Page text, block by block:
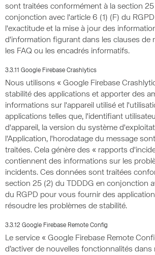
sont traitées conformément à la section
conjonction avec l'article 6 (1) (F) du
l'exactitude et la mise à jour des
d'information figurant dans les clauses de
les FAQ ou les encadrés informatifs.
3.3.11 Google Firebase Crashlytics
Nous utilisons « Google Firebase
stabilité des applications et apporter des
informations sur l'appareil utilisé et
applications telles que, l'identifiant
d'appareil, la version du système
l'Application, l'horodatage du message
traitées. Cela génère des « rapports
contiennent des informations sur les
incidents. Ces données sont traitées
section 25 (2) du TDDDG en conjonction
du RGPD pour vous fournir des
résoudre les problèmes de stabilité.
3.3.12 Google Firebase Remote Config
Le service « Google Firebase Remote
d’activer de nouvelles fonctionnalités